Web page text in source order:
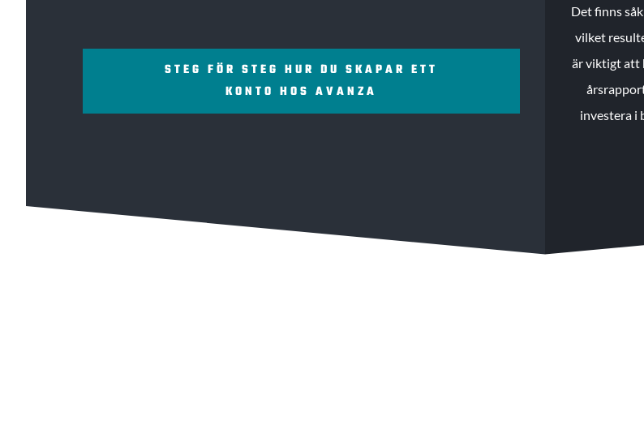
STEG FÖR STEG HUR DU SKAPAR ETT
KONTO HOS AVANZA
Det finns
vilket
är viktigt att
investera i